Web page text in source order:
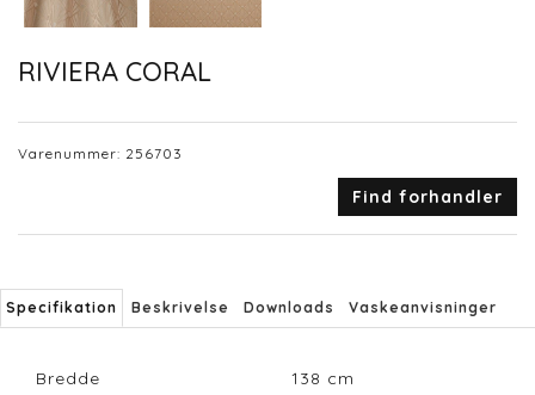
RIVIERA CORAL
Varenummer: 256703
Find forhandler
Specifikation Beskrivelse Downloads Vaskeanvisninger
Bredde 138 cm